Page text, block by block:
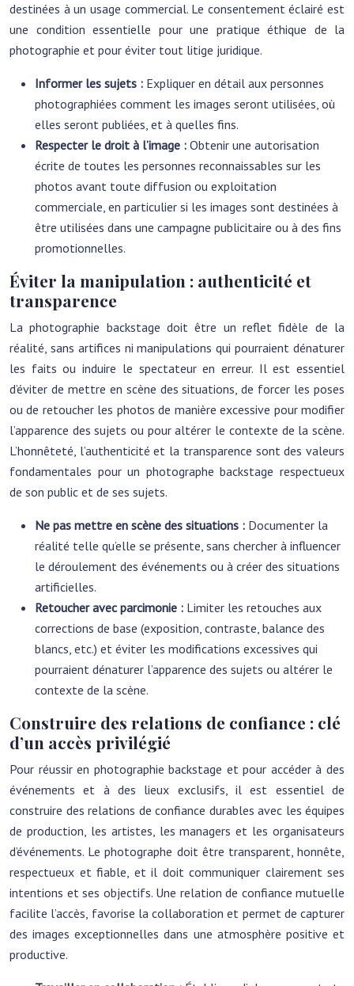
destinées à un usage commercial. Le consentement éclairé est
une condition essentielle pour une pratique éthique de la
photographie et pour éviter tout litige juridique.
Informer les sujets : Expliquer en détail aux personnes
photographiées comment les images seront utilisées, où
elles seront publiées, et à quelles fins.
Respecter le droit à l’image : Obtenir une autorisation
écrite de toutes les personnes reconnaissables sur les
photos avant toute diffusion ou exploitation
commerciale, en particulier si les images sont destinées à
être utilisées dans une campagne publicitaire ou à des fins
promotionnelles.
Éviter la manipulation : authenticité et
transparence
La photographie backstage doit être un reflet fidèle de la
réalité, sans artifices ni manipulations qui pourraient dénaturer
les faits ou induire le spectateur en erreur. Il est essentiel
d’éviter de mettre en scène des situations, de forcer les poses
ou de retoucher les photos de manière excessive pour modifier
l’apparence des sujets ou pour altérer le contexte de la scène.
L’honnêteté, l’authenticité et la transparence sont des valeurs
fondamentales pour un photographe backstage respectueux
de son public et de ses sujets.
Ne pas mettre en scène des situations : Documenter la
réalité telle qu’elle se présente, sans chercher à influencer
le déroulement des événements ou à créer des situations
artificielles.
Retoucher avec parcimonie : Limiter les retouches aux
corrections de base (exposition, contraste, balance des
blancs, etc.) et éviter les modifications excessives qui
pourraient dénaturer l’apparence des sujets ou altérer le
contexte de la scène.
Construire des relations de confiance : clé
d’un accès privilégié
Pour réussir en photographie backstage et pour accéder à des
événements et à des lieux exclusifs, il est essentiel de
construire des relations de confiance durables avec les équipes
de production, les artistes, les managers et les organisateurs
d’événements. Le photographe doit être transparent, honnête,
respectueux et fiable, et il doit communiquer clairement ses
intentions et ses objectifs. Une relation de confiance mutuelle
facilite l’accès, favorise la collaboration et permet de capturer
des images exceptionnelles dans une atmosphère positive et
productive.